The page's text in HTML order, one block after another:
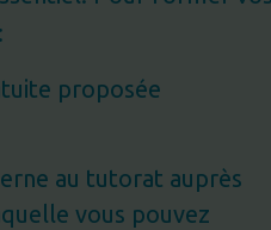
proposée
au tutorat auprès
vous pouvez